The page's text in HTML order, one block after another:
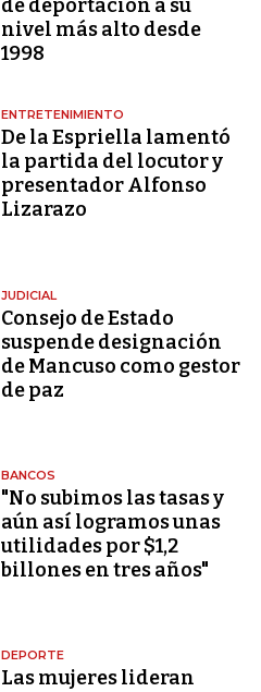
de deportación a su
nivel más alto desde
1998
ENTRETENIMIENTO
De la Espriella lamentó
la partida del locutor y
presentador Alfonso
Lizarazo
JUDICIAL
Consejo de Estado
suspende designación
de Mancuso como gestor
de paz
BANCOS
"No subimos las tasas y
aún así logramos unas
utilidades por $1,2
billones en tres años"
DEPORTE
Las mujeres lideran